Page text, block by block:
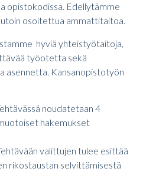
opistokodissa. Edellytämme
osoitettua ammattitaitoa.
hyviä yhteistyötaitoja,
työotetta sekä
asennetta. Kansanopistotyön
noudatetaan 4
hakemukset
valittujen tulee esittää
rikostaustan selvittämisestä